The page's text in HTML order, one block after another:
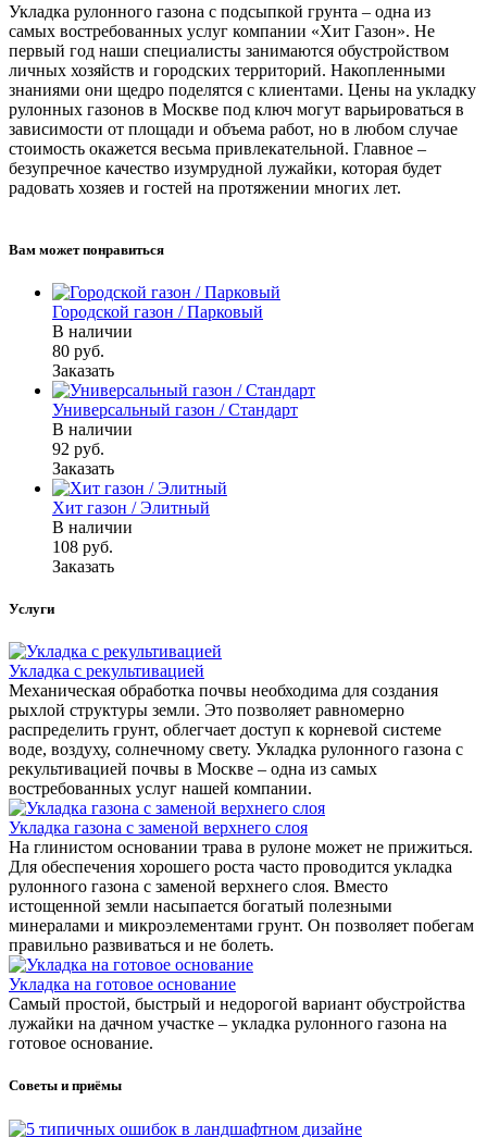
Укладка рулонного газона с подсыпкой грунта – одна из
самых востребованных услуг компании «Хит Газон». Не
первый год наши специалисты занимаются обустройством
личных хозяйств и городских территорий. Накопленными
знаниями они щедро поделятся с клиентами. Цены на укладку
рулонных газонов в Москве под ключ могут варьироваться в
зависимости от площади и объема работ, но в любом случае
стоимость окажется весьма привлекательной. Главное –
безупречное качество изумрудной лужайки, которая будет
радовать хозяев и гостей на протяжении многих лет.
Вам может понравиться
Городской газон / Парковый
В наличии
80 руб.
Заказать
Универсальный газон / Стандарт
В наличии
92 руб.
Заказать
Хит газон / Элитный
В наличии
108 руб.
Заказать
Услуги
Укладка с рекультивацией
Механическая обработка почвы необходима для создания
рыхлой структуры земли. Это позволяет равномерно
распределить грунт, облегчает доступ к корневой системе
воде, воздуху, солнечному свету. Укладка рулонного газона с
рекультивацией почвы в Москве – одна из самых
востребованных услуг нашей компании.
Укладка газона с заменой верхнего слоя
На глинистом основании трава в рулоне может не прижиться.
Для обеспечения хорошего роста часто проводится укладка
рулонного газона с заменой верхнего слоя. Вместо
истощенной земли насыпается богатый полезными
минералами и микроэлементами грунт. Он позволяет побегам
правильно развиваться и не болеть.
Укладка на готовое основание
Самый простой, быстрый и недорогой вариант обустройства
лужайки на дачном участке – укладка рулонного газона на
готовое основание.
Советы и приёмы